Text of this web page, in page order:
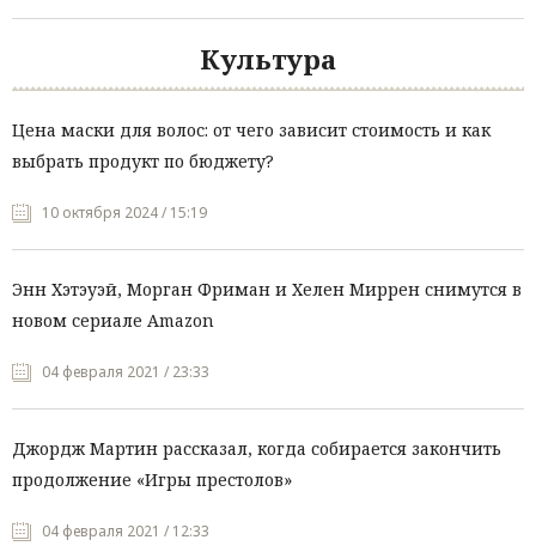
Культура
Цена маски для волос: от чего зависит стоимость и как
выбрать продукт по бюджету?
10 октября 2024 / 15:19
Энн Хэтэуэй, Морган Фриман и Хелен Миррен снимутся в
новом сериале Amazon
04 февраля 2021 / 23:33
Джордж Мартин рассказал, когда собирается закончить
продолжение «Игры престолов»
04 февраля 2021 / 12:33